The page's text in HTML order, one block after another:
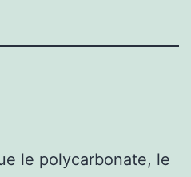
le polycarbonate, le